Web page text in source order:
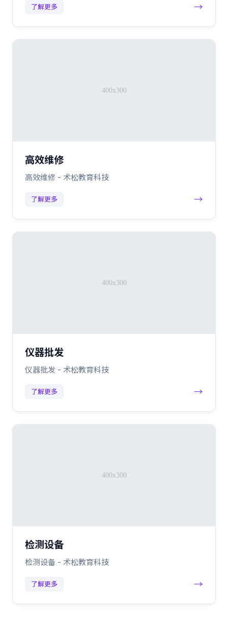
了解更多 →
高效维修
高效维修 - 术松教育科技
了解更多 →
仪器批发
仪器批发 - 术松教育科技
了解更多 →
检测设备
检测设备 - 术松教育科技
了解更多 →